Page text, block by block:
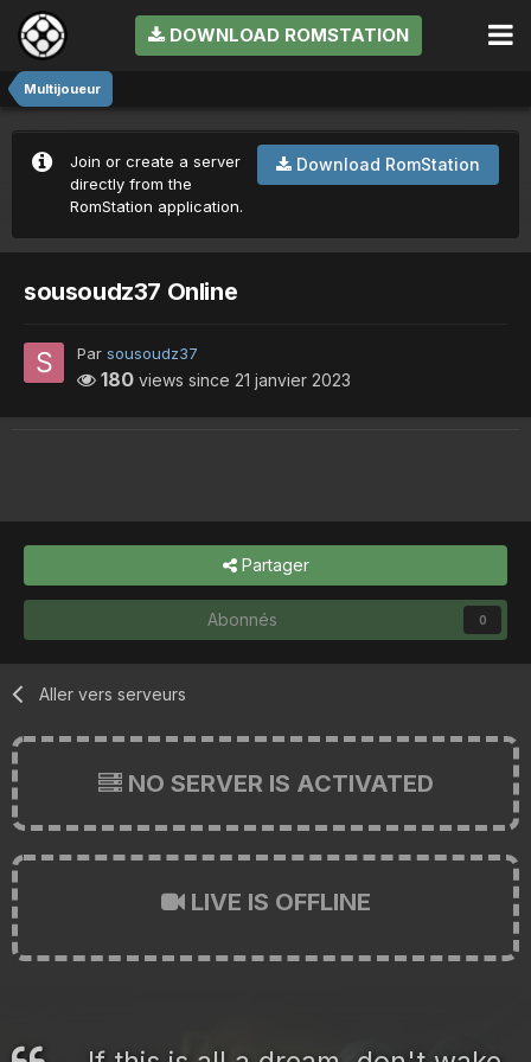
DOWNLOAD ROMSTATION
Multijoueur
Download RomStation
Join or create a server
directly from the
RomStation application.
sousoudz37 Online
Par sousoudz37
180 views since 21 janvier 2023
Partager
Abonnés 0
Aller vers serveurs
NO SERVER IS ACTIVATED
LIVE IS OFFLINE